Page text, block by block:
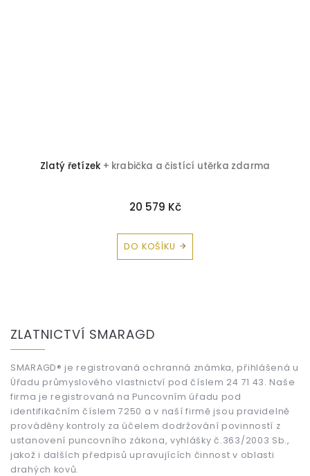
Zlatý řetízek + krabička a čistící utěrka zdarma
20 579 Kč
DO KOŠÍKU
ZLATNICTVÍ SMARAGD
SMARAGD® je registrovaná ochranná známka, přihlášená u
Úřadu průmyslového vlastnictví pod číslem 24 71 43. Naše
firma je registrovaná na Puncovním úřadu pod
identifikačním číslem 7250 a v naší firmě jsou pravidelně
prováděny kontroly za účelem dodržování povinností z
ustanovení puncovního zákona, vyhlášky č.363/2003 Sb.,
jakož i dalších předpisů upravujících činnost v oblasti
drahých kovů.